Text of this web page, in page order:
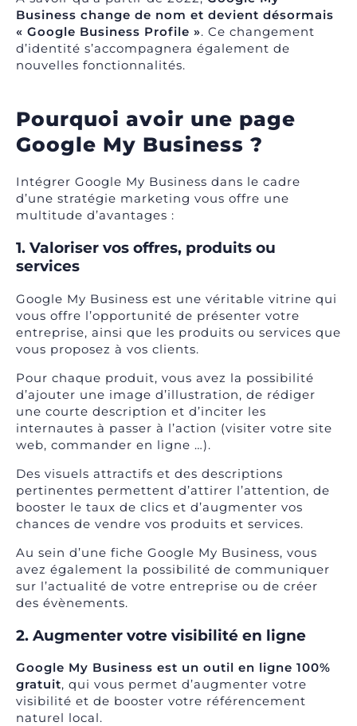
Business change de nom et devient désormais
« Google Business Profile ». Ce changement
d’identité s’accompagnera également de
nouvelles fonctionnalités.
Pourquoi avoir une page
Google My Business ?
Intégrer Google My Business dans le cadre
d’une stratégie marketing vous offre une
multitude d’avantages :
1. Valoriser vos offres, produits ou
services
Google My Business est une véritable vitrine qui
vous offre l’opportunité de présenter votre
entreprise, ainsi que les produits ou services que
vous proposez à vos clients.
Pour chaque produit, vous avez la possibilité
d’ajouter une image d’illustration, de rédiger
une courte description et d’inciter les
internautes à passer à l’action (visiter votre site
web, commander en ligne …).
Des visuels attractifs et des descriptions
pertinentes permettent d’attirer l’attention, de
booster le taux de clics et d’augmenter vos
chances de vendre vos produits et services.
Au sein d’une fiche Google My Business, vous
avez également la possibilité de communiquer
sur l’actualité de votre entreprise ou de créer
des évènements.
2. Augmenter votre visibilité en ligne
Google My Business est un outil en ligne 100%
gratuit, qui vous permet d’augmenter votre
visibilité et de booster votre référencement
naturel local.